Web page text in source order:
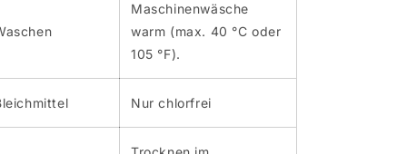
Maschinenwäsche
warm (max. 40 °C oder
105 °F).
Nur chlorfrei